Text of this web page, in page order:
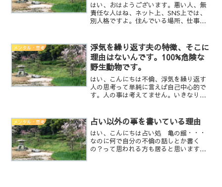
はい、おはようございます。悪い人、無
責任な人はね、ネット上、SNS上では、
別人格ですよ。住んでいる場所、仕事、
と思っていても全て嘘かもしれない。だ
から！ネットやSNSに...
メンタル・思考
浮気を繰り返す夫の特徴、そこに
理由はないんです。100%危険な
野生動物です。
はい、こんにちは不倫、浮気を繰り返す
人の思考って単純に言えば自己中心的で
す。人の事は考えてません。いきなり何
と実体験がリンクしたので、まとめて見
ました。・思考が自分の都合...
メンタル・思考 占い以外の事を書いている理由
はい、こんにちは占い処 亀の館・・・
なのに何で自分の不倫の話しとか書く
の？って思われる方も居ると思いますの